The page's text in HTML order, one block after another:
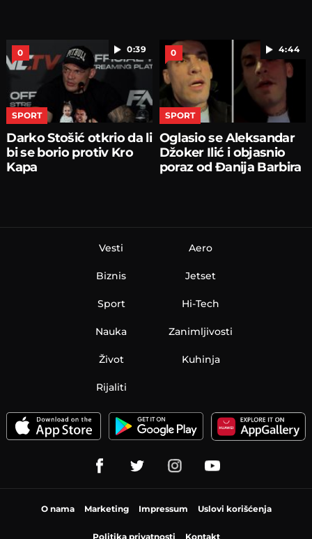
0:39
0
SPORT
Darko Stošić otkrio da li
bi se borio protiv Kro
Kapa
4:44
0
SPORT
Oglasio se Aleksandar
Džoker Ilić i objasnio
poraz od Đanija Barbira
Vesti
Biznis
Sport
Nauka
Aero
Jetset
Hi-Tech
Zanimljivosti
Život Kuhinja
Rijaliti
O nama Marketing Impressum Uslovi korišćenja
Politika privatnosti Kontakt